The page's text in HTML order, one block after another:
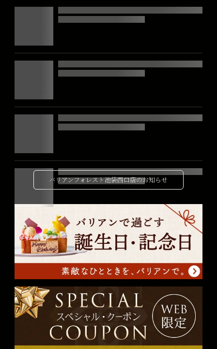
バリアンフォレスト池袋西口店のお知らせ